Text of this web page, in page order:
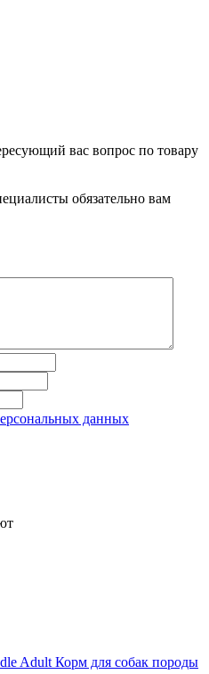
вас вопрос по товару
обязательно вам
данных